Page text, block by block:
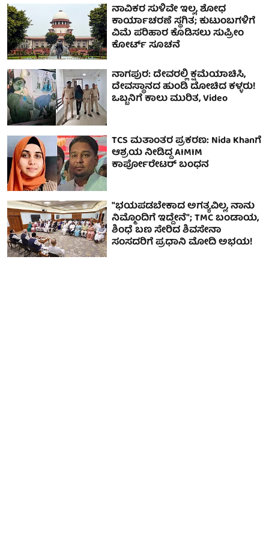
ನಾವಿಕರ ಸುಳಿವೇ ಇಲ್ಲ, ಶೋಧ
ಕಾರ್ಯಾಚರಣೆ ಸ್ಥಗಿತ; ಕುಟುಂಬಗಳಿಗೆ
ವಿಮೆ ಪರಿಹಾರ ಕೊಡಿಸಲು ಸುಪ್ರೀಂ
ಕೋರ್ಟ್ ಸೂಚನೆ
ನಾಗಪುರ: ದೇವರಲ್ಲಿ ಕ್ಷಮೆಯಾಚಿಸಿ,
ದೇವಸ್ಥಾನದ ಹುಂಡಿ ದೋಚಿದ ಕಳ್ಳರು!
ಒಬ್ಬನಿಗೆ ಕಾಲು ಮುರಿತ, Video
TCS ಮತಾಂತರ ಪ್ರಕರಣ: Nida Khanಗೆ
ಆಶ್ರಯ ನೀಡಿದ್ದ AIMIM
ಕಾರ್ಪೋರೇಟರ್ ಬಂಧನ
"ಭಯಪಡಬೇಕಾದ ಅಗತ್ಯವಿಲ್ಲ, ನಾನು
ನಿಮ್ಮೊಂದಿಗೆ ಇದ್ದೇನೆ"; TMC ಬಂಡಾಯ,
ಶಿಂಧೆ ಬಣ ಸೇರಿದ ಶಿವಸೇನಾ
ಸಂಸದರಿಗೆ ಪ್ರಧಾನಿ ಮೋದಿ ಅಭಯ!